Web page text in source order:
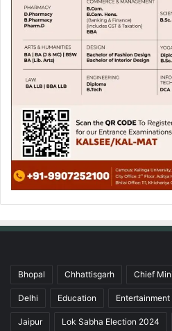
Bhopal Chhattisgarh Chief
Delhi Education Entertainment
Jaipur Lok Sabha Election 2024